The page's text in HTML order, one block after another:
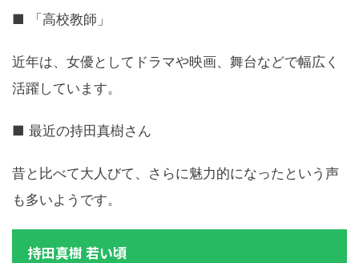
■ 「高校教師」
近年は、女優としてドラマや映画、舞台などで幅広く
活躍しています。
■ 最近の持田真樹さん
昔と比べて大人びて、さらに魅力的になったという声
も多いようです。
持田真樹 若い頃